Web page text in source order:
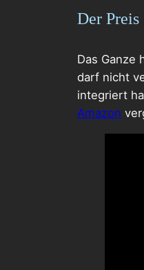
Der Preis
Das Ganze
darf nicht
integriert
Amazon